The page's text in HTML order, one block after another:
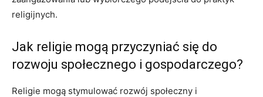
religijnych.
Jak religie mogą przyczyniać się do
rozwoju społecznego i gospodarczego?
Religie mogą stymulować rozwój społeczny i